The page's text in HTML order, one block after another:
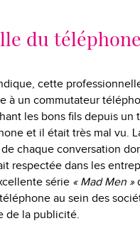
du téléphone
cette
à un commutateur
les bons fils depuis
et il était très mal vu.
chaque conversation
respectée dans les
série « Mad Men »
au sein des
de la publicité.